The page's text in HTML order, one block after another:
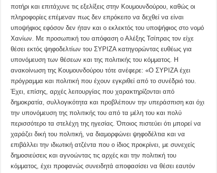
ποτήρι και επιτάχυνε τις εξελίξεις στην Κουμουνδούρου, καθώς οι
πληροφορίες επέμεναν πως δεν επρόκειτο να δεχθεί να είναι
υποψήφιος εφόσον δεν ήταν και ο εκλεκτός του υποψήφιος στο νομό
Χανίων. Με προσωπική του απόφαση ο Αλέξης Τσίπρας τον είχε
θέσει εκτός ψηφοδελτίων του ΣΥΡΙΖΑ κατηγορώντας ευθέως για
υπονόμευση των θέσεων και της πολιτικής του κόμματος. Η
ανακοίνωση της Κουμουνδούρου τότε ανέφερε: «Ο ΣΥΡΙΖΑ έχει
πρόγραμμα και πολιτική που έχουν εγκριθεί από το συνέδριό του.
Έχει, επίσης, αρχές λειτουργίας που χαρακτηρίζονται από
δημοκρατία, συλλογικότητα και προβλέπουν την υπεράσπιση και όχι
την υπονόμευση της πολιτικής του από τα μέλη του και πολύ
περισσότερο τα στελέχη της ηγεσίας. Όποιος πιστεύει ότι μπορεί να
χαράζει δική του πολιτική, να διαμορφώνει ψηφοδέλτια και να
επιβάλλει την ιδιωτική ατζέντα που ο ίδιος προκρίνει, με συνεχείς
δημοσιεύσεις και αγνοώντας τις αρχές και την πολιτική του
κόμματος, έχει προφανώς συνειδητά αποφασίσει να θέσει εαυτόν